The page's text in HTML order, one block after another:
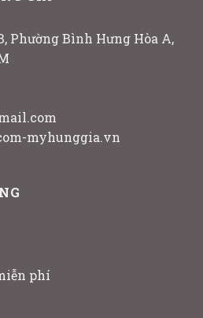
Phường Bình Hưng Hòa A,
myhunggia.vn
phí